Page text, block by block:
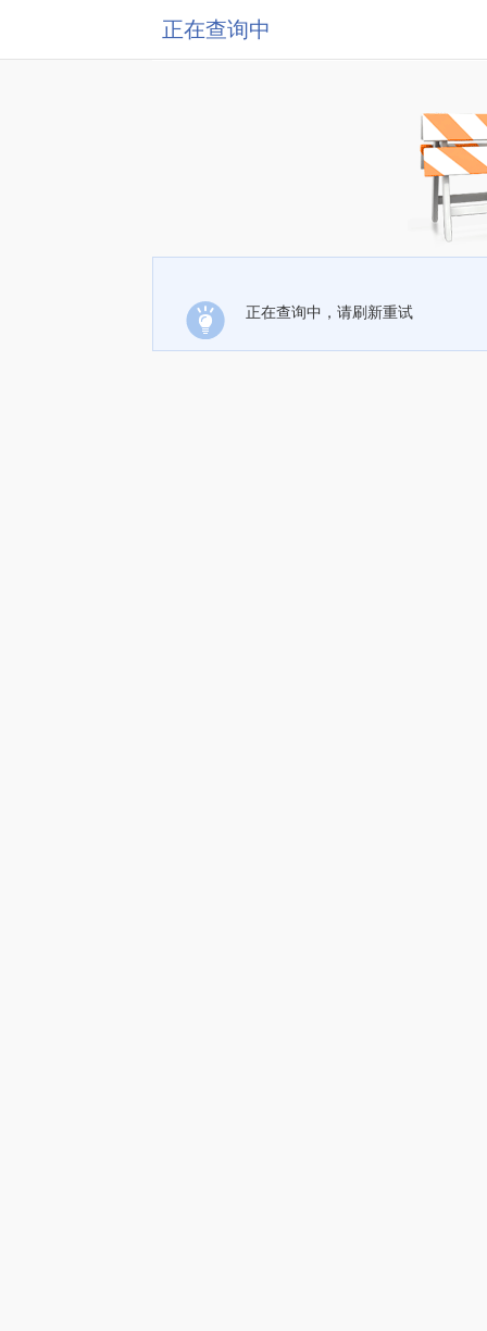
正在查询中
正在查询中，请刷新重试